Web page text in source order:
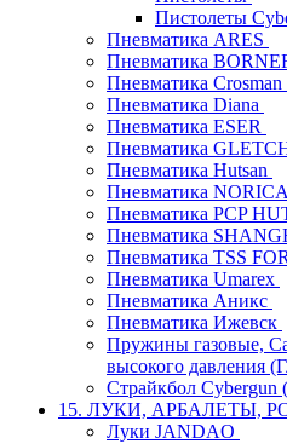
Пистолеты
Пневматика ARES
Пневматика
Пневматика Crosman
Пневматика Diana
Пневматика ESER
Пневматика
Пневматика Hutsan
Пневматика NORICA
Пневматика PCP
Пневматика
Пневматика TSS
Пневматика Umarex
Пневматика Аникс
Пневматика Ижевск
Пружины газовые,
высокого давления
Страйкбол Cybergun
15. ЛУКИ, АРБАЛЕТЫ,
Луки JANDAO